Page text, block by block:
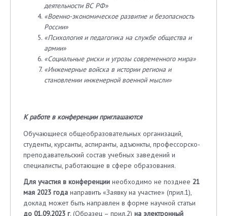
деятельности ВС РФ»
«Военно-экономическое развитие и безопасность
России»
«Психология и педагогика на службе общества и
армии»
«Социальные риски и угрозы современного мира»
«Инженерные войска в истории региона и
становлении инженерной военной мысли»
К работе в конференции приглашаются
Обучающиеся общеобразовательных организаций,
студенты, курсанты, аспиранты, адъюнкты, профессорско-
преподавательский состав учебных заведений и
специалисты, работающие в сфере образования.
Для участия в конференции необходимо не позднее 21
мая 2023 года направить «Заявку на участие» (прил.1),
доклад может быть направлен в форме научной статьи
до 01.09.2023 г. (Образец – прил.2) на электронный